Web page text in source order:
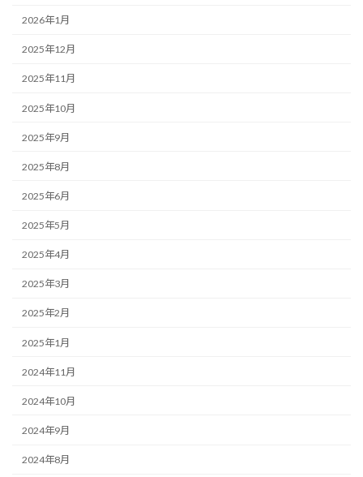
2026年1月
2025年12月
2025年11月
2025年10月
2025年9月
2025年8月
2025年6月
2025年5月
2025年4月
2025年3月
2025年2月
2025年1月
2024年11月
2024年10月
2024年9月
2024年8月